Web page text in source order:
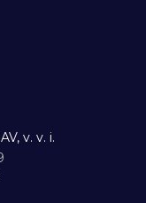
v. v. i.